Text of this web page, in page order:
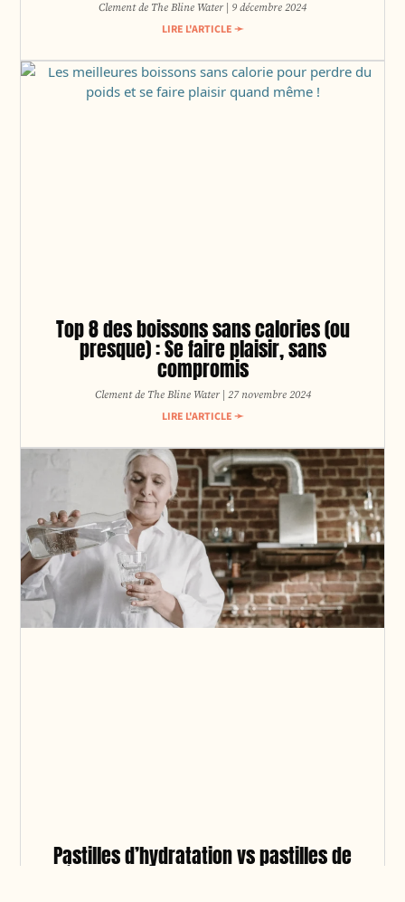
Clement de The Bline Water 9 décembre 2024
LIRE L'ARTICLE ➛
Top 8 des boissons sans calories (ou
presque) : Se faire plaisir, sans
compromis
Clement de The Bline Water 27 novembre 2024
LIRE L'ARTICLE ➛
Pastilles d’hydratation vs pastilles de
réhydratation : que choisir pour mon